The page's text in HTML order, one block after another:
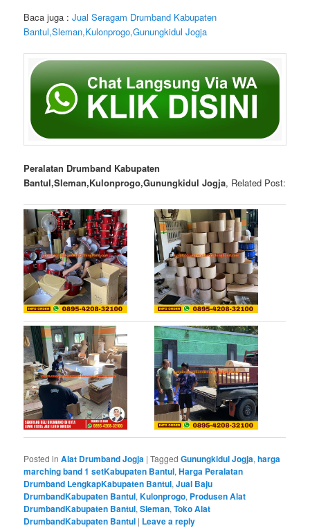
Baca juga :Jual Seragam Drumband Kabupaten
Bantul,Sleman,Kulonprogo,Gunungkidul Jogja
Peralatan Drumband Kabupaten
Bantul,Sleman,Kulonprogo,Gunungkidul Jogja, Related Post:
Posted in Alat Drumband Jogja |Tagged Gunungkidul Jogja,harga
marching band 1 setKabupaten Bantul,Harga Peralatan
Drumband LengkapKabupaten Bantul,Jual Baju
DrumbandKabupaten Bantul,Kulonprogo, Produsen Alat
DrumbandKabupaten Bantul,Sleman,Toko Alat
DrumbandKabupaten Bantul | Leave a reply